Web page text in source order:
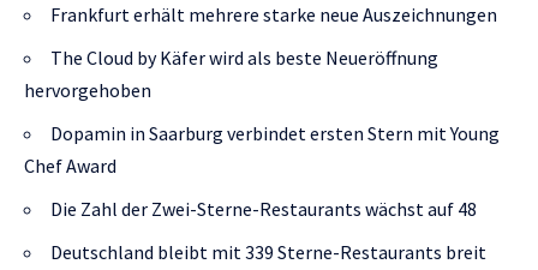
Frankfurt erhält mehrere starke neue Auszeichnungen
The Cloud by Käfer wird als beste Neueröffnung
hervorgehoben
Dopamin in Saarburg verbindet ersten Stern mit Young
Chef Award
Die Zahl der Zwei-Sterne-Restaurants wächst auf 48
Deutschland bleibt mit 339 Sterne-Restaurants breit